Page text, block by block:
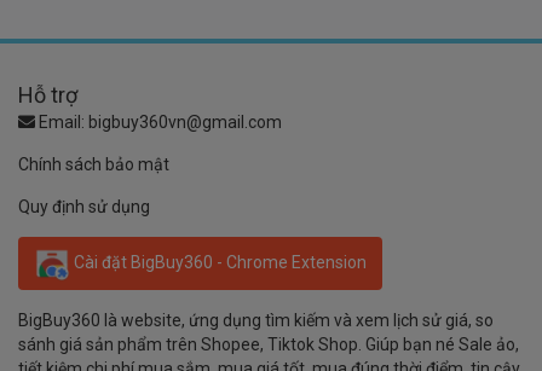
Hỗ trợ
Email: bigbuy360vn@gmail.com
Chính sách bảo mật
Quy định sử dụng
Cài đặt BigBuy360 - Chrome Extension
BigBuy360 là website, ứng dụng tìm kiếm và xem lịch sử giá, so
sánh giá sản phẩm trên Shopee, Tiktok Shop. Giúp bạn né Sale ảo,